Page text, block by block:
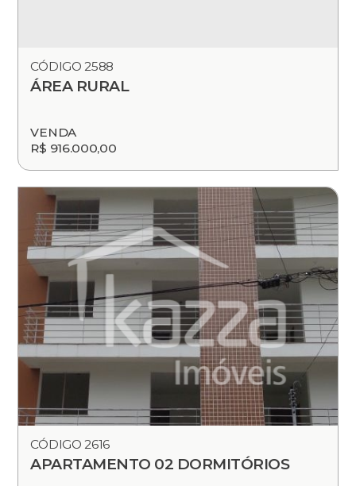
CÓDIGO 2588
ÁREA RURAL
VENDA
R$ 916.000,00
CÓDIGO 2616
APARTAMENTO 02 DORMITÓRIOS